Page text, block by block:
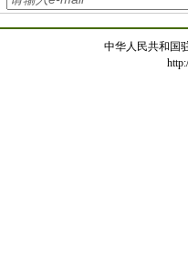
中华人民共和国